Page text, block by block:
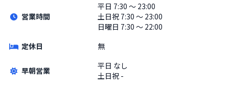
営業時間
平日 7:30 〜 23:00
土日祝 7:30 〜 23:00
日曜日 7:30 〜 22:00
定休日
無
早朝営業 平日 なし
土日祝 -